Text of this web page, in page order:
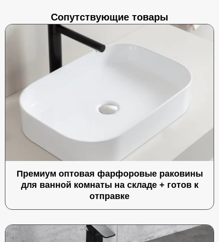
Сопутствующие товары
Премиум оптовая фарфоровые раковины
для ванной комнаты на складе + готов к
отправке